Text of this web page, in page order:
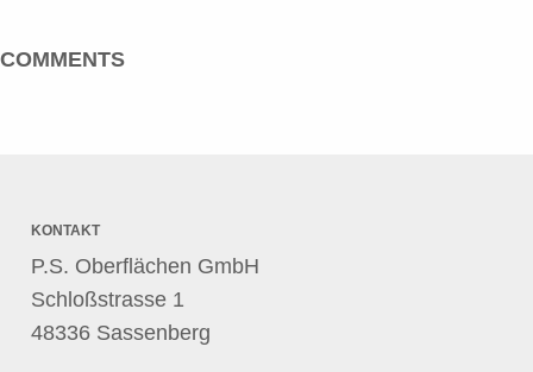
COMMENTS
KONTAKT
P.S. Oberflächen GmbH
Schloßstrasse 1
48336 Sassenberg